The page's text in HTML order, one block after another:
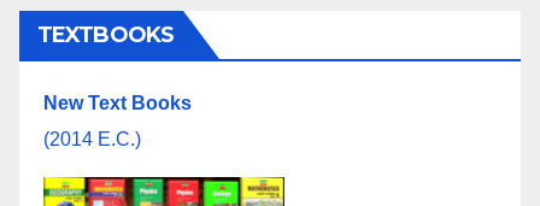
TEXTBOOKS
New Text Books
(2014 E.C.)